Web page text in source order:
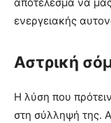
ενεργειακής
Αστρική
Η λύση που
στη σύλληψή της.